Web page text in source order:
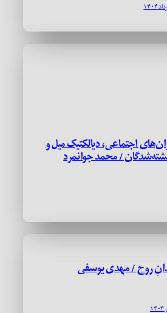
اجتماعی، دیالکتیک میل و
/ محمد جوانمرد
روح / مهدی یوسفی